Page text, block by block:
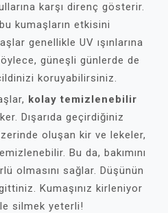
karşı direnç gösterir.
kumaşların etkisini
genellikle UV ışınlarına
güneşli günlerde de
koruyabilirsiniz.
kolay temizlenebilir
Dışarıda geçirdiğiniz
oluşan kir ve lekeler,
Bu da, bakımını
olmasını sağlar. Düşünün
Kumaşınız kirleniyor
silmek yeterli!